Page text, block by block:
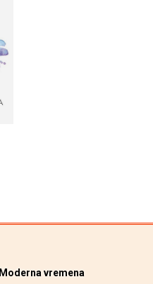
Moderna vremena